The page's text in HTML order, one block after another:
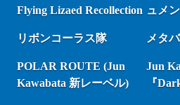
Flying Lizaed Recollection
リボンコーラス隊
POLAR ROUTE (Jun
Kawabata 新レーベル)
ュメ
メタ
Jun
『